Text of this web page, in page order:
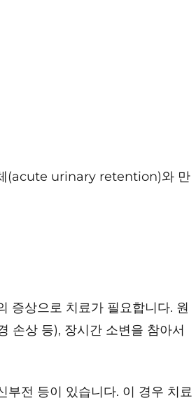
체(acute urinary retention)와 만
증상으로 치료가 필요합니다. 원
손상 등), 장시간 소변을 참아서
부전 등이 있습니다. 이 경우 치료